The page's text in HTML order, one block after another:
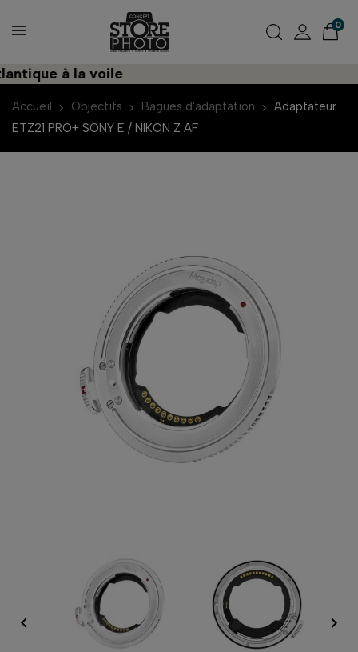
0
à la voile
Accueil Objectifs Bagues d'adaptation
Adaptateur
ETZ21 PRO+ SONY E / NIKON Z AF
 